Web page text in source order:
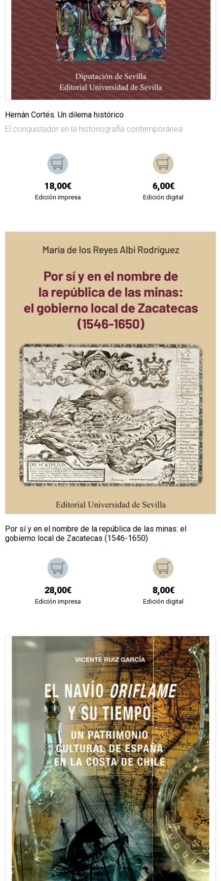
Hernán Cortés. Un dilema histórico
El conquistador en la historiografía contemporánea
18,00€
Edición impresa
6,00€
Edición digital
Por sí y en el nombre de la república de las minas: el
gobierno local de Zacatecas (1546-1650)
28,00€
Edición impresa
8,00€
Edición digital